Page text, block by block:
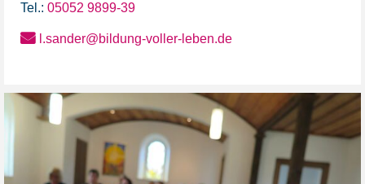
Tel.: 05052 9899-39
l.sander@bildung-voller-leben.de